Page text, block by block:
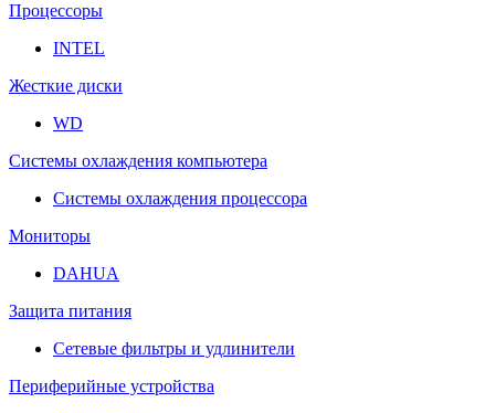
Процессоры
INTEL
Жесткие диски
WD
Системы охлаждения компьютера
Системы охлаждения процессора
Мониторы
DAHUA
Защита питания
Сетевые фильтры и удлинители
Периферийные устройства